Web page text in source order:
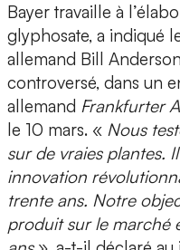
Bayer travaille à
glyphosate, a indiqué
allemand Bill
controversé, dans un
allemand Frankfurter
le 10 mars. « Nous
sur de vraies plantes.
innovation
trente ans. Notre
produit sur le marché